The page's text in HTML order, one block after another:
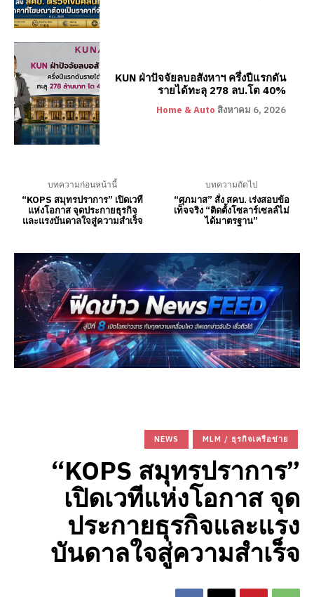
KUN ฝ่าปัจจัยลบอสังหาฯ ครึ่งปีแรกดัน
รายได้ทะลุ 278 ลบ.โต 40%
Home & Auto สิงหาคม 6, 2026
บทความก่อนหน้านี้
“KOPS สมุทรปราการ” เปิดเวที
แห่งโอกาส จุดประกายธุรกิจ
และแรงบันดาลใจสู่ความสำเร็จ
บทความถัดไป
“ศุภมาส” สั่ง สคบ. เร่งสอบข้อ
เท็จจริง “ติดตั้งโซลาร์เซลล์ไม่
ได้มาตรฐาน”